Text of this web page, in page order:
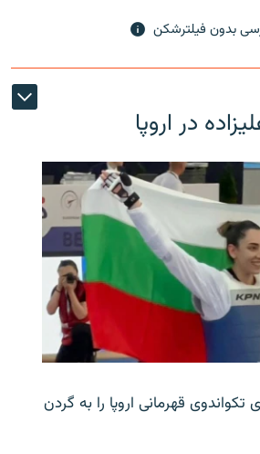
بدون فیلترشکن
در اروپا
تکواندوی قهرمانی اروپا را به گردن